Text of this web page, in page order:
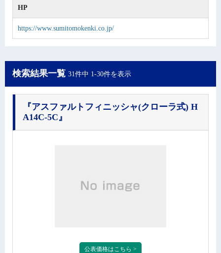
HP
https://www.sumitomokenki.co.jp/
検索結果一覧 31件中 1-30件を表示
『アスファルトフィニッシャ(クローラ式) H
A14C-5C』
公表価格はこちら >